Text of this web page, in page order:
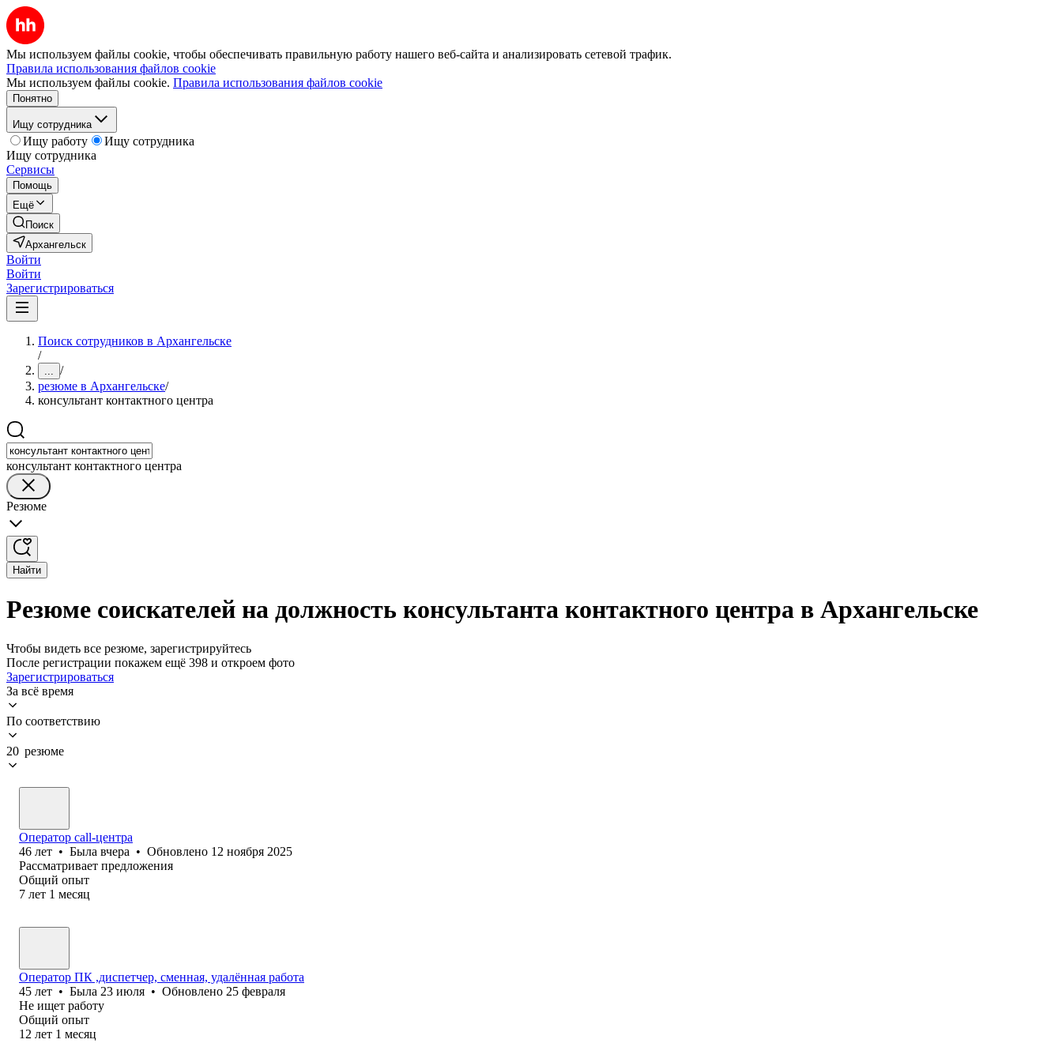
Мы используем файлы cookie, чтобы обеспечивать правильную работу нашего веб-сайта и анализировать сетевой трафик.
Правила использования файлов cookie
Мы используем файлы cookie. Правила использования файлов cookie
Понятно
Ищу сотрудника
Ищу работу
Ищу сотрудника
Ищу сотрудника
Сервисы
Помощь
Ещё
Поиск
Архангельск
Войти
Войти
Зарегистрироваться
Поиск сотрудников в Архангельске
/
... /
резюме в Архангельске/
консультант контактного центра
консультант контактного центра
Резюме
Найти
Резюме соискателей на должность консультанта контактного центра в Архангельске
Чтобы видеть все резюме, зарегистрируйтесь
После регистрации покажем ещё 398 и откроем фото
Зарегистрироваться
За всё время
По соответствию
20 резюме
Оператор call-центра
46 лет • Была вчера • Обновлено 12 ноября 2025
Рассматривает предложения
Общий опыт
7 лет 1 месяц
Оператор ПК ,диспетчер, сменная, удалённая работа
45 лет • Была 23 июля • Обновлено 25 февраля
Не ищет работу
Общий опыт
12 лет 1 месяц